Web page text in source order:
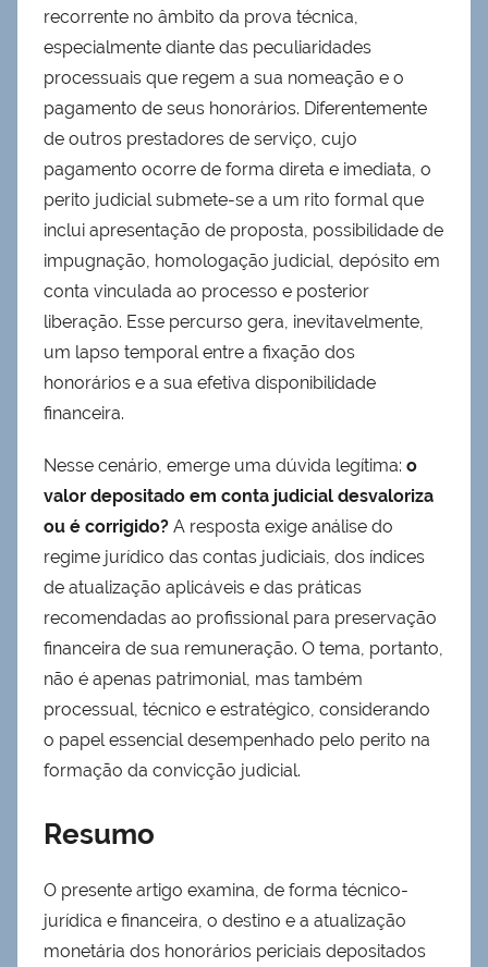
recorrente no âmbito da prova técnica,
especialmente diante das peculiaridades
processuais que regem a sua nomeação e o
pagamento de seus honorários. Diferentemente
de outros prestadores de serviço, cujo
pagamento ocorre de forma direta e imediata, o
perito judicial submete-se a um rito formal que
inclui apresentação de proposta, possibilidade de
impugnação, homologação judicial, depósito em
conta vinculada ao processo e posterior
liberação. Esse percurso gera, inevitavelmente,
um lapso temporal entre a fixação dos
honorários e a sua efetiva disponibilidade
financeira.
Nesse cenário, emerge uma dúvida legítima: o
valor depositado em conta judicial desvaloriza
ou é corrigido? A resposta exige análise do
regime jurídico das contas judiciais, dos índices
de atualização aplicáveis e das práticas
recomendadas ao profissional para preservação
financeira de sua remuneração. O tema, portanto,
não é apenas patrimonial, mas também
processual, técnico e estratégico, considerando
o papel essencial desempenhado pelo perito na
formação da convicção judicial.
Resumo
O presente artigo examina, de forma técnico-
jurídica e financeira, o destino e a atualização
monetária dos honorários periciais depositados